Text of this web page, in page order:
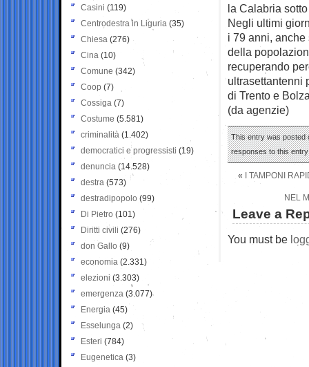
la Calabria
Negli ultimi
i 79 anni, anche
della
recuperando
ultrasettantenni
di Trento e
(da agenzie)
This entry was posted
responses to this
« I TAMPONI
NEL
Leave a
You must be
Casini (119)
Centrodestra in Liguria (35)
Chiesa (276)
Cina (10)
Comune (342)
Coop (7)
Cossiga (7)
Costume (5.581)
criminalità (1.402)
democratici e progressisti (19)
denuncia (14.528)
destra (573)
destradipopolo (99)
Di Pietro (101)
Diritti civili (276)
don Gallo (9)
economia (2.331)
elezioni (3.303)
emergenza (3.077)
Energia (45)
Esselunga (2)
Esteri (784)
Eugenetica (3)